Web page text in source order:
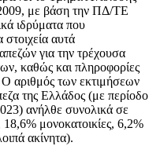
με βάση την ΠΔ/ΤΕ
ιδρύματα που
αυτά
για την τρέχουσα
καθώς και πληροφορίες
Ο αριθμός των εκτιμήσεων
της Ελλάδος (με περίοδο
ανήλθε συνολικά σε
μονοκατοικίες, 6,2%
ακίνητα).